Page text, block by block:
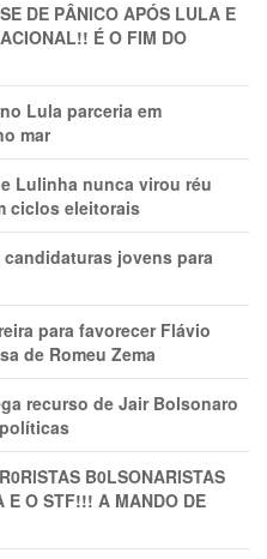
DE PÂNlCO APÓS LULA E
É O FIM DO
Lula parceria em
mar
Lulinha nunca virou réu
ciclos eleitorais
jovens para
para favorecer Flávio
de Romeu Zema
recurso de Jair Bolsonaro
B0LSONARlSTAS
E O STF!!! A MANDO DE